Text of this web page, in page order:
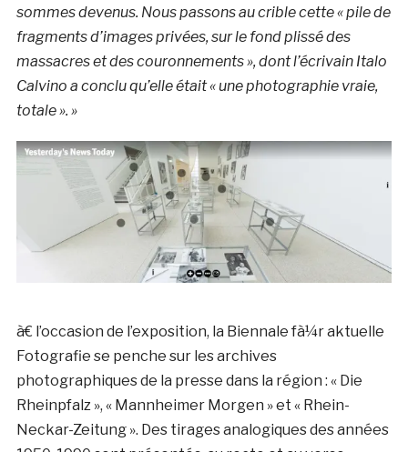
sommes devenus. Nous passons au crible cette « pile de
fragments d’images privées, sur le fond plissé des
massacres et des couronnements », dont l’écrivain Italo
Calvino a conclu qu’elle était « une photographie vraie,
totale ». »
à€ l’occasion de l’exposition, la Biennale fà¼r aktuelle
Fotografie se penche sur les archives
photographiques de la presse dans la région : « Die
Rheinpfalz », « Mannheimer Morgen » et « Rhein-
Neckar-Zeitung ». Des tirages analogiques des années